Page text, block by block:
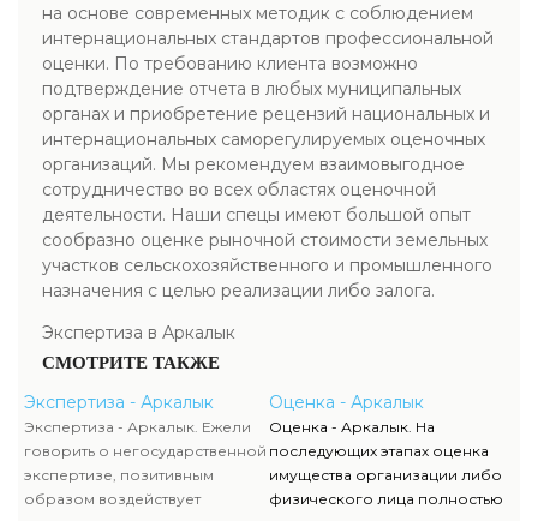
на основе современных методик с соблюдением
интернациональных стандартов профессиональной
оценки. По требованию клиента возможно
подтверждение отчета в любых муниципальных
органах и приобретение рецензий национальных и
интернациональных саморегулируемых оценочных
организаций. Мы рекомендуем взаимовыгодное
сотрудничество во всех областях оценочной
деятельности. Наши спецы имеют большой опыт
сообразно оценке рыночной стоимости земельных
участков сельскохозяйственного и промышленного
назначения с целью реализации либо залога.
Экспертиза в Аркалык
СМОТРИТЕ ТАКЖЕ
Экспертиза - Аркалык
Экспертиза - Аркалык. Ежели
говорить о негосударственной
экспертизе, позитивным
образом воздействует
Оценка - Аркалык
Оценка - Аркалык. На
последующих этапах оценка
имущества организации либо
физического лица полностью